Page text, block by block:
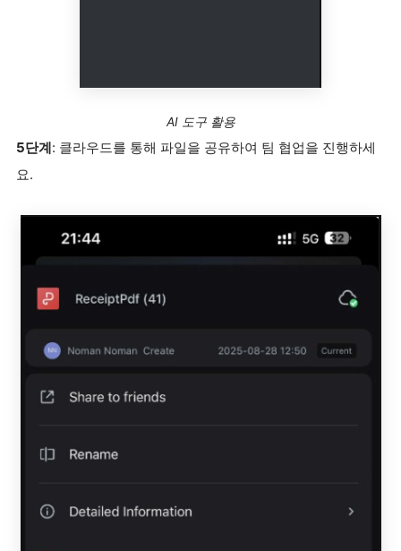
AI 도구 활용
5단계: 클라우드를 통해 파일을 공유하여 팀 협업을 진행하세
요.